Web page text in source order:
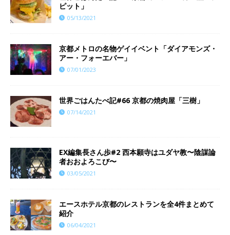
ピット」
05/13/2021
京都メトロの名物ゲイイベント「ダイアモンズ・
アー・フォーエバー」
07/01/2023
世界ごはんたべ記#66 京都の焼肉屋「三樹」
07/14/2021
EX編集長さん歩#2 西本願寺はユダヤ教〜陰謀論
者おおよろこび〜
03/05/2021
エースホテル京都のレストランを全4件まとめて
紹介
06/04/2021